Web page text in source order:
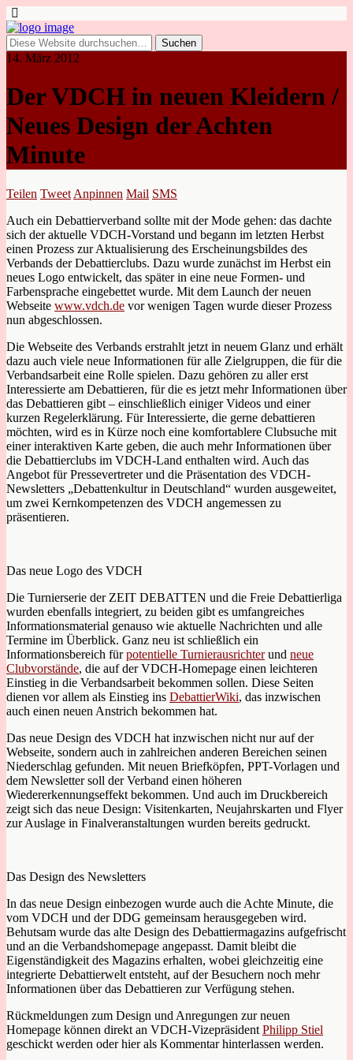
14. März 2012
Der VDCH in neuen Kleidern /
Neues Design der Achten
Minute
Teilen Tweet Anpinnen Mail SMS
Auch ein Debattierverband sollte mit der Mode gehen: das dachte
sich der aktuelle VDCH-Vorstand und begann im letzten Herbst
einen Prozess zur Aktualisierung des Erscheinungsbildes des
Verbands der Debattierclubs. Dazu wurde zunächst im Herbst ein
neues Logo entwickelt, das später in eine neue Formen- und
Farbensprache eingebettet wurde. Mit dem Launch der neuen
Webseite www.vdch.de vor wenigen Tagen wurde dieser Prozess
nun abgeschlossen.
Die Webseite des Verbands erstrahlt jetzt in neuem Glanz und erhält
dazu auch viele neue Informationen für alle Zielgruppen, die für die
Verbandsarbeit eine Rolle spielen. Dazu gehören zu aller erst
Interessierte am Debattieren, für die es jetzt mehr Informationen über
das Debattieren gibt – einschließlich einiger Videos und einer
kurzen Regelerklärung. Für Interessierte, die gerne debattieren
möchten, wird es in Kürze noch eine komfortablere Clubsuche mit
einer interaktiven Karte geben, die auch mehr Informationen über
die Debattierclubs im VDCH-Land enthalten wird. Auch das
Angebot für Pressevertreter und die Präsentation des VDCH-
Newsletters „Debattenkultur in Deutschland“ wurden ausgeweitet,
um zwei Kernkompetenzen des VDCH angemessen zu
präsentieren.
Das neue Logo des VDCH
Die Turnierserie der ZEIT DEBATTEN und die Freie Debattierliga
wurden ebenfalls integriert, zu beiden gibt es umfangreiches
Informationsmaterial genauso wie aktuelle Nachrichten und alle
Termine im Überblick. Ganz neu ist schließlich ein
Informationsbereich fürpotentielle Turnierausrichterund neue
Clubvorstände, die auf der VDCH-Homepage einen leichteren
Einstieg in die Verbandsarbeit bekommen sollen. Diese Seiten
dienen vor allem als Einstieg ins DebattierWiki, das inzwischen
auch einen neuen Anstrich bekommen hat.
Das neue Design des VDCH hat inzwischen nicht nur auf der
Webseite, sondern auch in zahlreichen anderen Bereichen seinen
Niederschlag gefunden. Mit neuen Briefköpfen, PPT-Vorlagen und
dem Newsletter soll der Verband einen höheren
Wiedererkennungseffekt bekommen. Und auch im Druckbereich
zeigt sich das neue Design: Visitenkarten, Neujahrskarten und Flyer
zur Auslage in Finalveranstaltungen wurden bereits gedruckt.
Das Design des Newsletters
In das neue Design einbezogen wurde auch die Achte Minute, die
vom VDCH und der DDG gemeinsam herausgegeben wird.
Behutsam wurde das alte Design des Debattiermagazins aufgefrischt
und an die Verbandshomepage angepasst. Damit bleibt die
Eigenständigkeit des Magazins erhalten, wobei gleichzeitig eine
integrierte Debattierwelt entsteht, auf der Besuchern noch mehr
Informationen über das Debattieren zur Verfügung stehen.
Rückmeldungen zum Design und Anregungen zur neuen
Homepage können direkt an VDCH-Vizepräsident Philipp Stiel
geschickt werden oder hier als Kommentar hinterlassen werden.